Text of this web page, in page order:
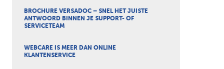
BROCHURE VERSADOC – SNEL HET JUISTE
ANTWOORD BINNEN JE SUPPORT- OF
SERVICETEAM
WEBCARE IS MEER DAN ONLINE
KLANTENSERVICE